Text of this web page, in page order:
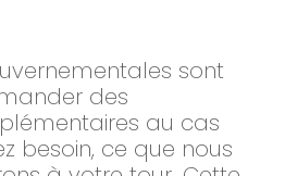
sont
des
au cas
besoin, ce que nous